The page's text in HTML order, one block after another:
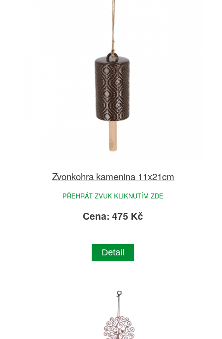
Zvonkohra kamenina 11x21cm
PŘEHRÁT ZVUK KLIKNUTÍM ZDE
Cena: 475 Kč
Detail